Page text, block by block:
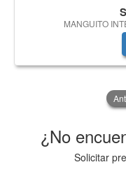
MANGUITO
¿No
Solicitar